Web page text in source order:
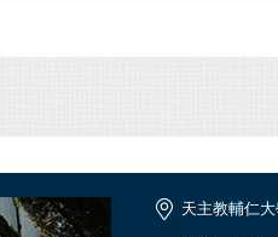
天主教輔仁